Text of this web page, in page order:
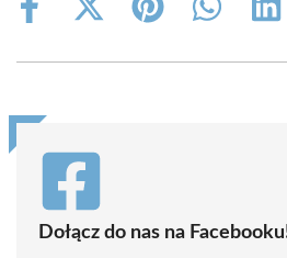
Share
Share
(Twitter)
Share
Share
Dołącz do nas na